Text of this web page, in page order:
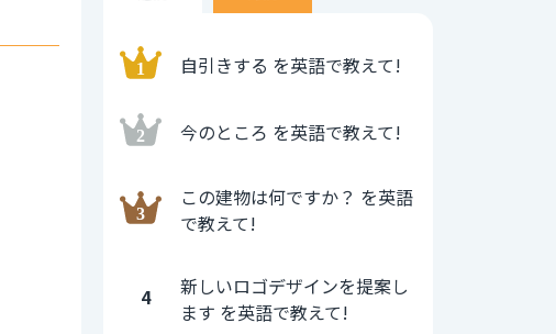
自引きする を英語で教えて!
今のところ を英語で教えて!
この建物は何ですか？ を英語
で教えて!
4
新しいロゴデザインを提案し
ます を英語で教えて!